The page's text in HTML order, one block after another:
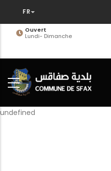
contenuOuvert
Lundi- Dimanche
undefined